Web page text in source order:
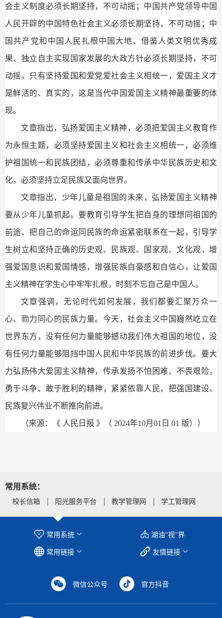
会主义制度必须长期坚持，不可动摇；中国共产党领导中国
人民开辟的中国特色社会主义必须长期坚持，不可动摇；中
国共产党和中国人民扎根中国大地、借鉴人类文明优秀成
果、独立自主实现国家发展的大政方针必须长期坚持，不可
动摇。只有坚持爱国和爱党爱社会主义相统一，爱国主义才
是鲜活的、真实的，这是当代中国爱国主义精神最重要的体
现。
文章指出，弘扬爱国主义精神，必须把爱国主义教育作
为永恒主题，必须坚持爱国主义和社会主义相统一，必须维
护祖国统一和民族团结，必须尊重和传承中华民族历史和文
化，必须坚持立足民族又面向世界。
文章指出，少年儿童是祖国的未来，弘扬爱国主义精神
要从少年儿童抓起。要教育引导学生把自身的理想同祖国的
前途、把自己的命运同民族的命运紧密联系在一起，引导学
生树立和坚持正确的历史观、民族观、国家观、文化观，增
强爱国意识和爱国情感，增强民族自豪感和自信心，让爱国
主义精神在学生心中牢牢扎根，时刻不忘自己是中国人。
文章强调，无论时代如何发展，我们都要汇聚万众一
心、勠力同心的民族力量。今天，社会主义中国巍然屹立在
世界东方，没有任何力量能够撼动我们伟大祖国的地位，没
有任何力量能够阻挡中国人民和中华民族的前进步伐。要大
力弘扬伟大爱国主义精神，传承发扬不怕困难、不畏艰险，
勇于斗争、敢于胜利的精神，紧紧依靠人民，把强国建设、
民族复兴伟业不断推向前进。
（来源：《 人民日报 》（ 2024年10月01日 01 版） ）
常用系统：
校长信箱 阳光服务平台 教学管理网 学工管理网
湖油“视”界
常用系统
友情链接
常用链接
微信公众号 官方抖音